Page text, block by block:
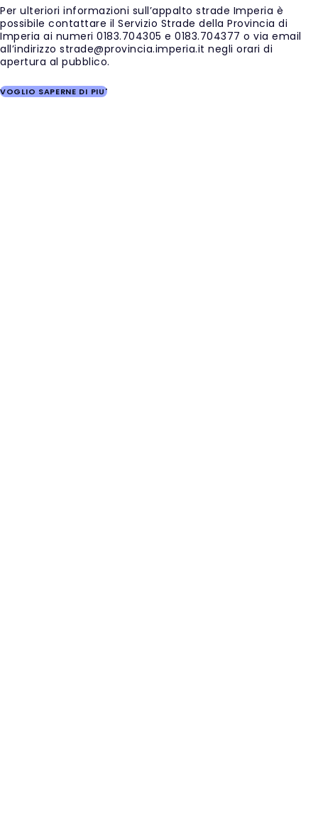
Per ulteriori informazioni sull’appalto strade Imperia è
possibile contattare il Servizio Strade della Provincia di
Imperia ai numeri 0183.704305 e 0183.704377 o via email
all’indirizzo strade@provincia.imperia.it negli orari di
apertura al pubblico.
VOGLIO SAPERNE DI PIU'